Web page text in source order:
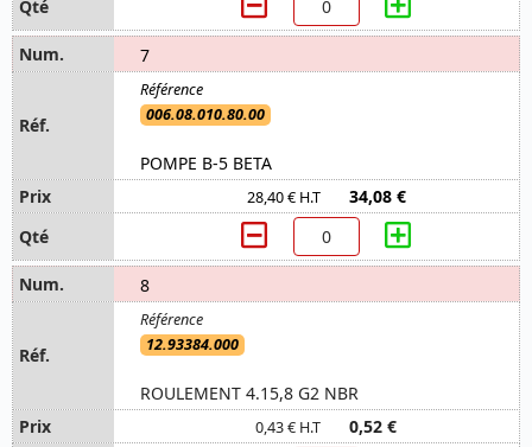
7
006.08.010.80.00
POMPE B-5 BETA
28,40 € H.T 34,08 €
8
12.93384.000
ROULEMENT 4.15,8 G2 NBR
0,43 € H.T 0,52 €